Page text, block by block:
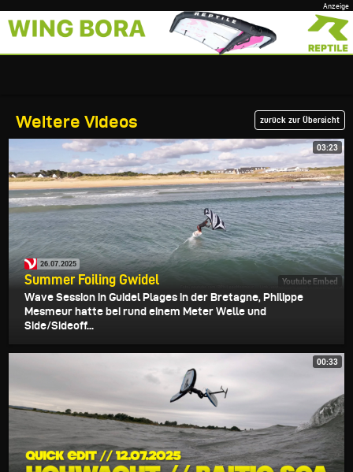
Weitere Videos zurück zur Übersicht
03:23
Youtube Embed
26.07.2025
Summer Foiling Gwidel
Wave Session in Guidel Plages in der Bretagne, Philippe
Mesmeur hatte bei rund einem Meter Welle und
Side/Sideoff...
00:33